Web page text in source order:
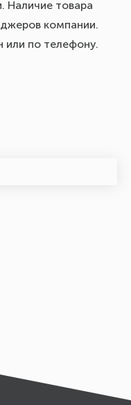
Наличие товара
компании.
по телефону.